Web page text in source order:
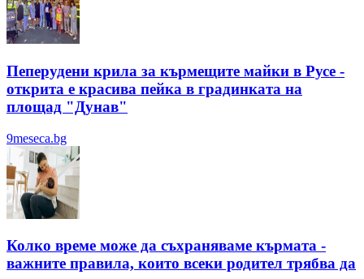
Пеперудени крила за кърмещите майки в Русе -
открита е красива пейка в градинката на
площад "Дунав"
9meseca.bg
Колко време може да съхраняваме кърмата -
важните правила, които всеки родител трябва да